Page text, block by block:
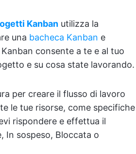
Kanban utilizza la
una bacheca Kanban e
consente a te e al tuo
e su cosa state lavorando.
per creare il flusso di lavoro
le tue risorse, come specifiche
rispondere e effettua il
In sospeso, Bloccata o